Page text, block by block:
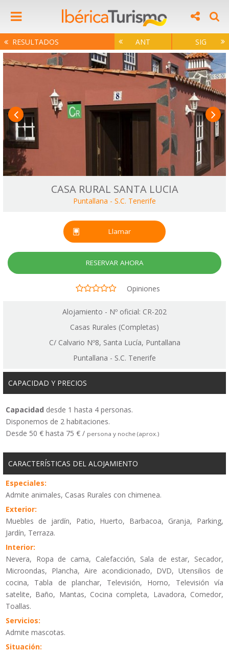
RESULTADOS ANT SIG
CASA RURAL SANTA LUCIA
Puntallana - S.C. Tenerife
Llamar
RESERVAR AHORA
Opiniones
Alojamiento - Nº oficial: CR-202
Casas Rurales (Completas)
C/ Calvario Nº8, Santa Lucía, Puntallana
Puntallana - S.C. Tenerife
CAPACIDAD Y PRECIOS
Capacidad desde 1 hasta 4 personas.
Disponemos de 2 habitaciones.
Desde 50 € hasta 75 € / persona y noche (aprox.)
CARACTERÍSTICAS DEL ALOJAMIENTO
Especiales:
Admite animales, Casas Rurales con chimenea.
Exterior:
Muebles de jardín, Patio, Huerto, Barbacoa, Granja, Parking,
Jardín, Terraza.
Interior:
Nevera, Ropa de cama, Calefacción, Sala de estar, Secador,
Microondas, Plancha, Aire acondicionado, DVD, Utensilios de
cocina, Tabla de planchar, Televisión, Horno, Televisión vía
satelite, Baño, Mantas, Cocina completa, Lavadora, Comedor,
Toallas.
Servicios:
Admite mascotas.
Situación: